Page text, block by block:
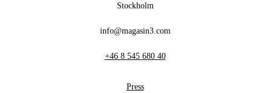
Stockholm
info@magasin3.com
+46 8 545 680 40
Press